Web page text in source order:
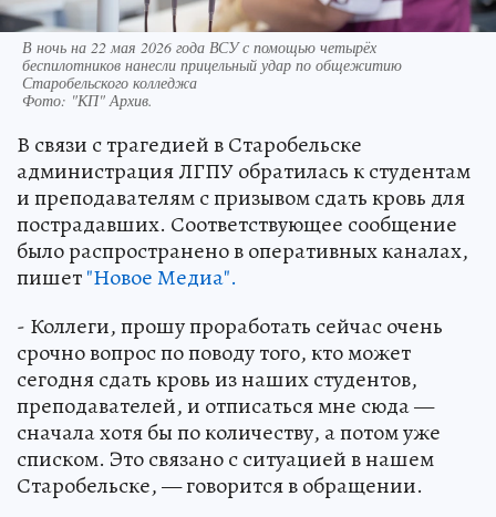
В ночь на 22 мая 2026 года ВСУ с помощью четырёх
беспилотников нанесли прицельный удар по общежитию
Старобельского колледжа
Фото: "КП" Архив.
В связи с трагедией в Старобельске
администрация ЛГПУ обратилась к студентам
и преподавателям с призывом сдать кровь для
пострадавших. Соответствующее сообщение
было распространено в оперативных каналах,
пишет"Новое Медиа".
- Коллеги, прошу проработать сейчас очень
срочно вопрос по поводу того, кто может
сегодня сдать кровь из наших студентов,
преподавателей, и отписаться мне сюда —
сначала хотя бы по количеству, а потом уже
списком. Это связано с ситуацией в нашем
Старобельске, — говорится в обращении.